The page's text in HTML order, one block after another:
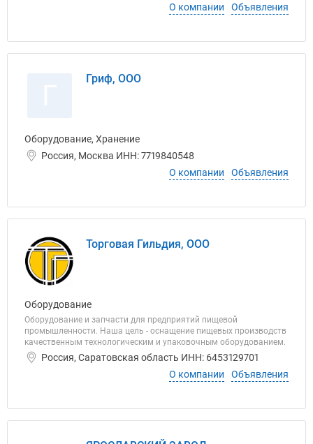
О компании
Объявления
Гриф, ООО
Оборудование, Хранение
Россия, Москва ИНН: 7719840548
О компании
Объявления
Торговая Гильдия, ООО
Оборудование
Оборудование и запчасти для предприятий пищевой
промышленности. Наша цель - оснащение пищевых производств
качественным технологическим и упаковочным оборудованием.
Россия, Саратовская область ИНН: 6453129701
О компании
Объявления